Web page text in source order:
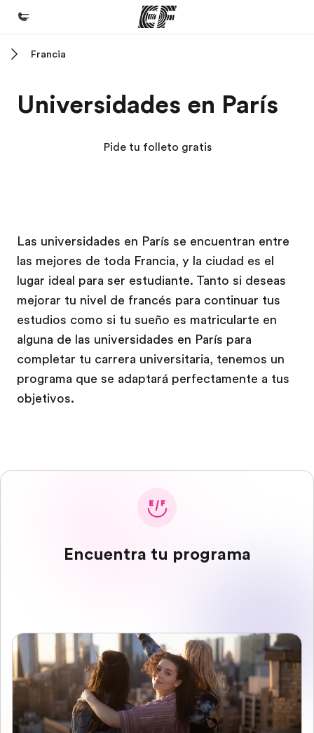
Programas
Quiénes somos
Trabajos
Únete al equipo
Francia
Universidades en París
Pide tu folleto gratis
Las universidades en París se encuentran entre
las mejores de toda Francia, y la ciudad es el
lugar ideal para ser estudiante. Tanto si deseas
mejorar tu nivel de francés para continuar tus
estudios como si tu sueño es matricularte en
alguna de las universidades en París para
completar tu carrera universitaria, tenemos un
programa que se adaptará perfectamente a tus
objetivos.
Encuentra tu programa